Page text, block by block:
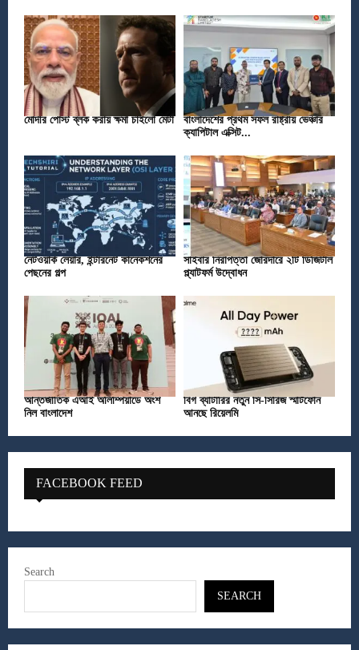
মোদীর পোস্ট ব্লক করায় ক্ষমা চাইলো মেটা
বাংলাদেশের প্রথম সফল রাষ্ট্রীয় ভেঞ্চার
ক্যাপিটাল এক্সিট...
নেটওয়ার্ক লেয়ার, ইন্টারনেট কানেকশনের
পেছনের গল্প
সাইবার নিরাপত্তা জোরদারে ২টি ডিজিটাল
প্ল্যাটফর্ম উদ্বোধন
আন্তর্জাতিক এআই অলিম্পিয়াডে অংশ
নিল বাংলাদেশ
বিগ ব্যাটারির নতুন সি-সিরিজ স্মার্টফোন
আনছে রিয়েলমি
FACEBOOK FEED
Search
SEARCH